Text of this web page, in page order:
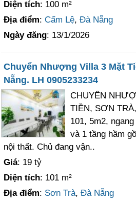
Diện tích: 100 m²
Địa điểm:Cẩm Lệ,Đà Nẵng
Ngày đăng: 13/1/2026
Chuyển Nhượng Villa 3 Mặt
Nẵng. LH 0905233234
CHUYỂN
TIỀN, SƠN
101, 5m2,
và 1 tầng hầm
nội thất. Chủ đang vận..
Giá: 19 tỷ
Diện tích: 101 m²
Địa điểm: Sơn Trà,Đà Nẵng